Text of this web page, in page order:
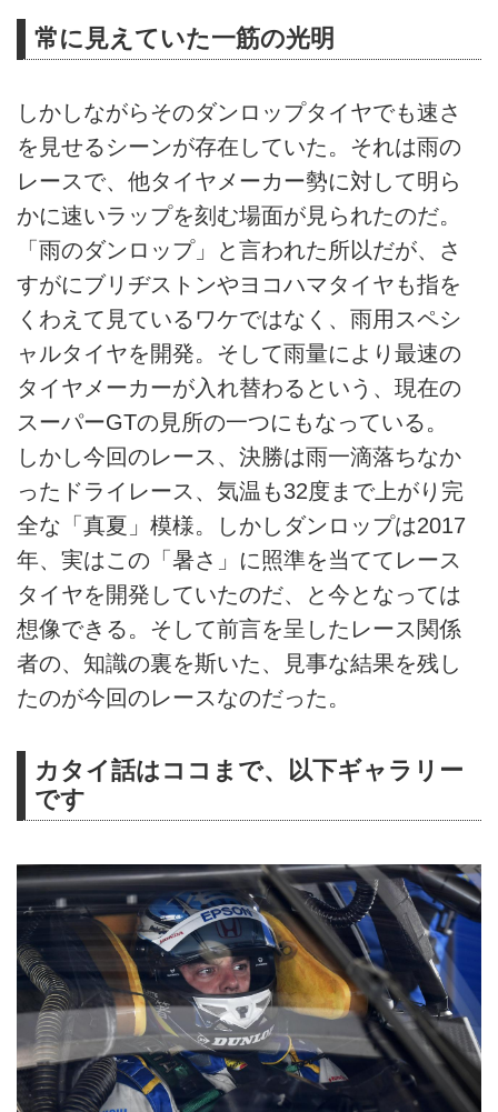
常に見えていた一筋の光明
しかしながらそのダンロップタイヤでも速さ
を見せるシーンが存在していた。それは雨の
レースで、他タイヤメーカー勢に対して明ら
かに速いラップを刻む場面が見られたのだ。
「雨のダンロップ」と言われた所以だが、さ
すがにブリヂストンやヨコハマタイヤも指を
くわえて見ているワケではなく、雨用スペシ
ャルタイヤを開発。そして雨量により最速の
タイヤメーカーが入れ替わるという、現在の
スーパーGTの見所の一つにもなっている。
しかし今回のレース、決勝は雨一滴落ちなか
ったドライレース、気温も32度まで上がり完
全な「真夏」模様。しかしダンロップは2017
年、実はこの「暑さ」に照準を当ててレース
タイヤを開発していたのだ、と今となっては
想像できる。そして前言を呈したレース関係
者の、知識の裏を斯いた、見事な結果を残し
たのが今回のレースなのだった。
カタイ話はココまで、以下ギャラリー
です